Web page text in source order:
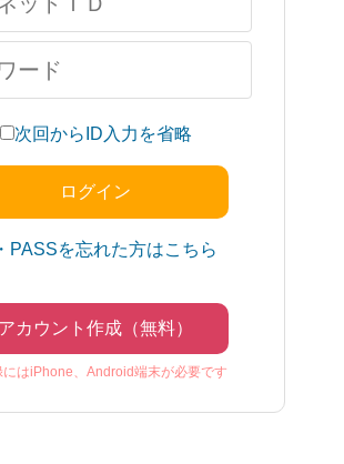
次回からID入力を省略
PASSを忘れた方はこちら
アカウント作成（無料）
はiPhone、Android端末が必要です